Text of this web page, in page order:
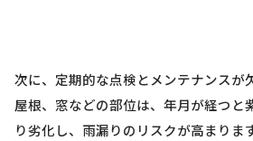
次に、定期的な点検とメンテナンスが
屋根、窓などの部位は、年月が経つと
り劣化し、雨漏りのリスクが高まりま